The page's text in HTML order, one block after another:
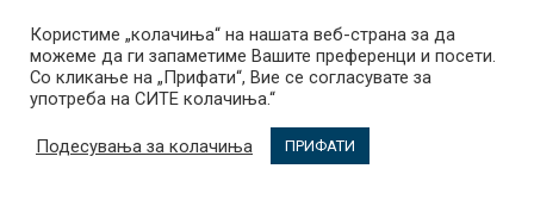
Во 2009 година воведена е проширената
конфискација, со цел адекватно имплементирање на
меѓународните препораки и инструменти за ефикасна
борба со организираниот криминал и корупцијата.
Користиме „колачиња“ на нашата веб-страна за да
можеме да ги запаметиме Вашите преференци и посети.
Со кликање на „Прифати“, Вие се согласувате за
употреба на СИТЕ колачиња.“
Подесувања за колачиња ПРИФАТИ